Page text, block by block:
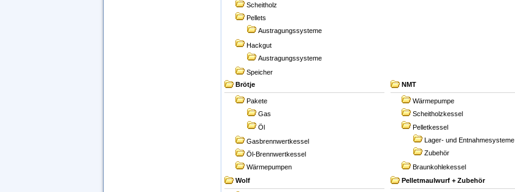
Scheitholz
Pellets
Austragungssysteme
Hackgut
Austragungssysteme
Speicher
Brötje
Pakete
Gas
Öl
Gasbrennwertkessel
Öl-Brennwertkessel
Wärmepumpen
NMT
Wärmepumpe
Scheitholzkessel
Pelletkessel
Lager- und Entnahmesysteme
Zubehör
Braunkohlekessel
Wolf
Pelletmaulwurf + Zubehör